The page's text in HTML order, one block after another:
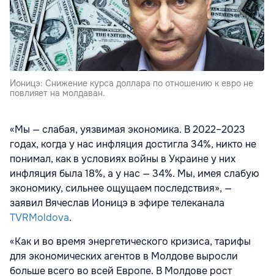
Ионицэ: Снижение курса доллара по отношению к евро не
повлияет на молдаван.
«Мы — слабая, уязвимая экономика. В 2022–2023
годах, когда у нас инфляция достигла 34%, никто не
понимал, как в условиях войны в Украине у них
инфляция была 18%, а у нас — 34%. Мы, имея слабую
экономику, сильнее ощущаем последствия», —
заявил Вячеслав Ионицэ в эфире телеканала
TVRMoldova.
«Как и во время энергетического кризиса, тарифы
для экономических агентов в Молдове выросли
больше всего во всей Европе. В Молдове рост